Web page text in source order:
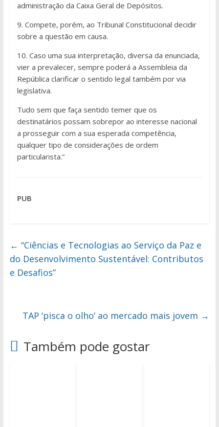
administração da Caixa Geral de Depósitos.
9. Compete, porém, ao Tribunal Constitucional decidir
sobre a questão em causa.
10. Caso uma sua interpretação, diversa da enunciada,
vier a prevalecer, sempre poderá a Assembleia da
República clarificar o sentido legal também por via
legislativa.
Tudo sem que faça sentido temer que os
destinatários possam sobrepor ao interesse nacional
a prosseguir com a sua esperada competência,
qualquer tipo de considerações de ordem
particularista.”
PUB
← “Ciências e Tecnologias ao Serviço da Paz e
do Desenvolvimento Sustentável: Contributos
e Desafios”
TAP ‘pisca o olho’ ao mercado mais jovem →
Também pode gostar